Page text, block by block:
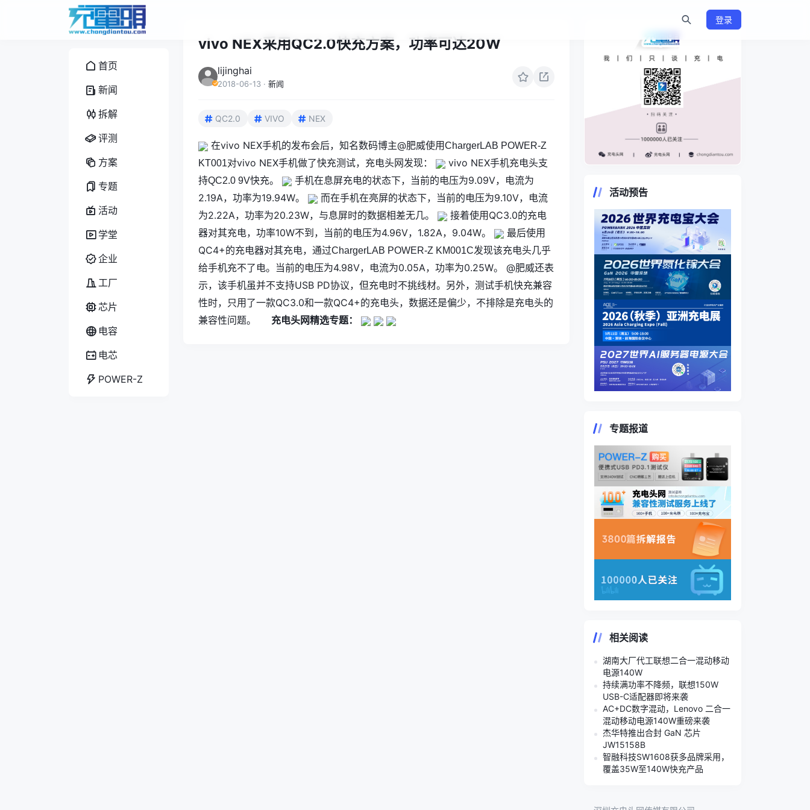
登录
首页
新闻
拆解
评测
方案
专题
活动
学堂
企业
工厂
芯片
电容
电芯
POWER-Z
vivo NEX采用QC2.0快充方案，功率可达20W
lijinghai
2018-06-13 · 新闻
QC2.0 VIVO NEX
在vivo NEX手机的发布会后，知名数码博主@肥威使用ChargerLAB POWER-Z
KT001对vivo NEX手机做了快充测试，充电头网发现： vivo NEX手机充电头支
持QC2.0 9V快充。
手机在息屏充电的状态下，当前的电压为9.09V，电流为
2.19A，功率为19.94W。
而在手机在亮屏的状态下，当前的电压为9.10V，电流
为2.22A，功率为20.23W，与息屏时的数据相差无几。
接着使用QC3.0的充电
器对其充电，功率10W不到，当前的电压为4.96V，1.82A，9.04W。
最后使用
QC4+的充电器对其充电，通过ChargerLAB POWER-Z KM001C发现该充电头几乎
给手机充不了电。当前的电压为4.98V，电流为0.05A，功率为0.25W。 @肥威还表
示，该手机虽并不支持USB PD协议，但充电时不挑线材。另外，测试手机快充兼容
性时，只用了一款QC3.0和一款QC4+的充电头，数据还是偏少，不排除是充电头的
兼容性问题。 充电头网精选专题：
活动预告
专题报道
相关阅读
湖南大厂代工联想二合一混动移动
电源140W
持续满功率不降频，联想150W
USB-C适配器即将来袭
AC+DC数字混动，Lenovo 二合一
混动移动电源140W重磅来袭
杰华特推出合封 GaN 芯片
JW15158B
智融科技SW1608获多品牌采用，
覆盖35W至140W快充产品